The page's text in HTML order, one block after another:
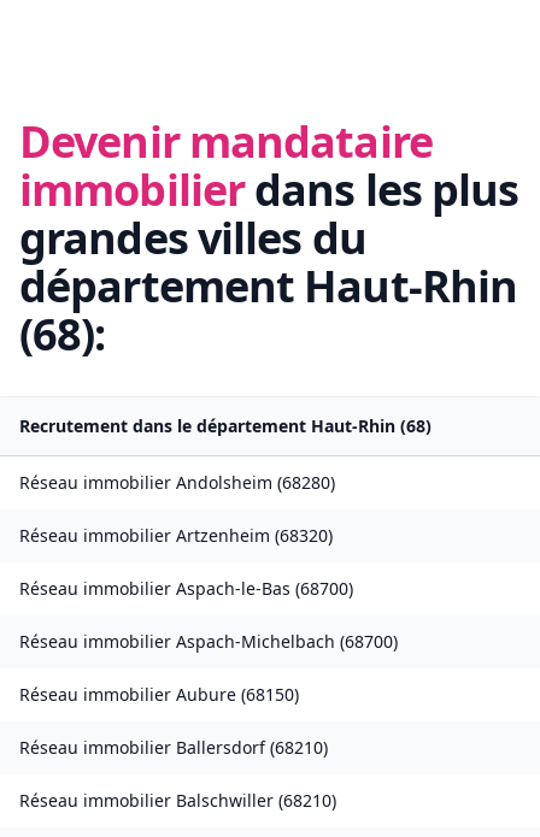
Devenir mandataire
immobilierdans les plus
grandes villes du
département Haut-Rhin
(68):
Recrutement dans le département Haut-Rhin (68)
Réseau immobilier Andolsheim (68280)
Réseau immobilier Artzenheim (68320)
Réseau immobilier Aspach-le-Bas (68700)
Réseau immobilier Aspach-Michelbach (68700)
Réseau immobilier Aubure (68150)
Réseau immobilier Ballersdorf(68210)
Réseau immobilier Balschwiller (68210)